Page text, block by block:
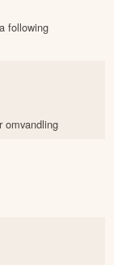
following
omvandling